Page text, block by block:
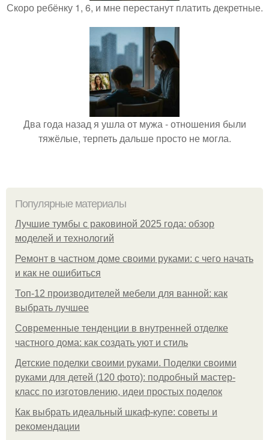
Скоро ребёнку 1, 6, и мне перестанут платить декретные.
Два года назад я ушла от мужа - отношения были
тяжёлые, терпеть дальше просто не могла.
Популярные материалы
Лучшие тумбы с раковиной 2025 года: обзор
моделей и технологий
Ремонт в частном доме своими руками: с чего начать
и как не ошибиться
Топ-12 производителей мебели для ванной: как
выбрать лучшее
Современные тенденции в внутренней отделке
частного дома: как создать уют и стиль
Детские поделки своими руками. Поделки своими
руками для детей (120 фото): подробный мастер-
класс по изготовлению, идеи простых поделок
Как выбрать идеальный шкаф-купе: советы и
рекомендации